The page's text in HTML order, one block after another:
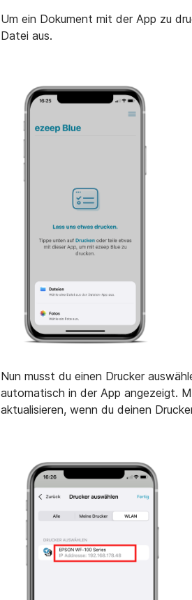
Um ein Dokument mit der App zu
Datei aus.
Nun musst du einen Drucker
automatisch in der App angezeigt.
aktualisieren, wenn du deinen